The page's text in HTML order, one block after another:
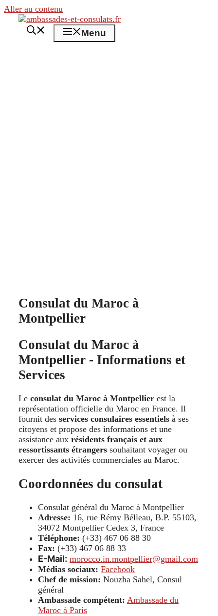
Aller au contenu
Menu
Consulat du Maroc à
Montpellier
Consulat du Maroc à
Montpellier - Informations et
Services
Le consulat du Maroc à Montpellier est la
représentation officielle du Maroc en France. Il
fournit des services consulaires essentiels à ses
citoyens et propose des informations et une
assistance aux résidents français et aux
ressortissants étrangers souhaitant voyager ou
exercer des activités commerciales au Maroc.
Coordonnées du consulat
Consulat général du Maroc à Montpellier
Adresse: 16, rue Rémy Bélleau, B.P. 55103,
34072 Montpellier Cedex 3, France
Téléphone: (+33) 467 06 88 30
Fax: (+33) 467 06 88 33
E-Mail: morocco.in.montpellier@gmail.com
Médias sociaux: Facebook
Chef de mission: Nouzha Sahel, Consul
général
Ambassade compétent: Ambassade du
Maroc à Paris